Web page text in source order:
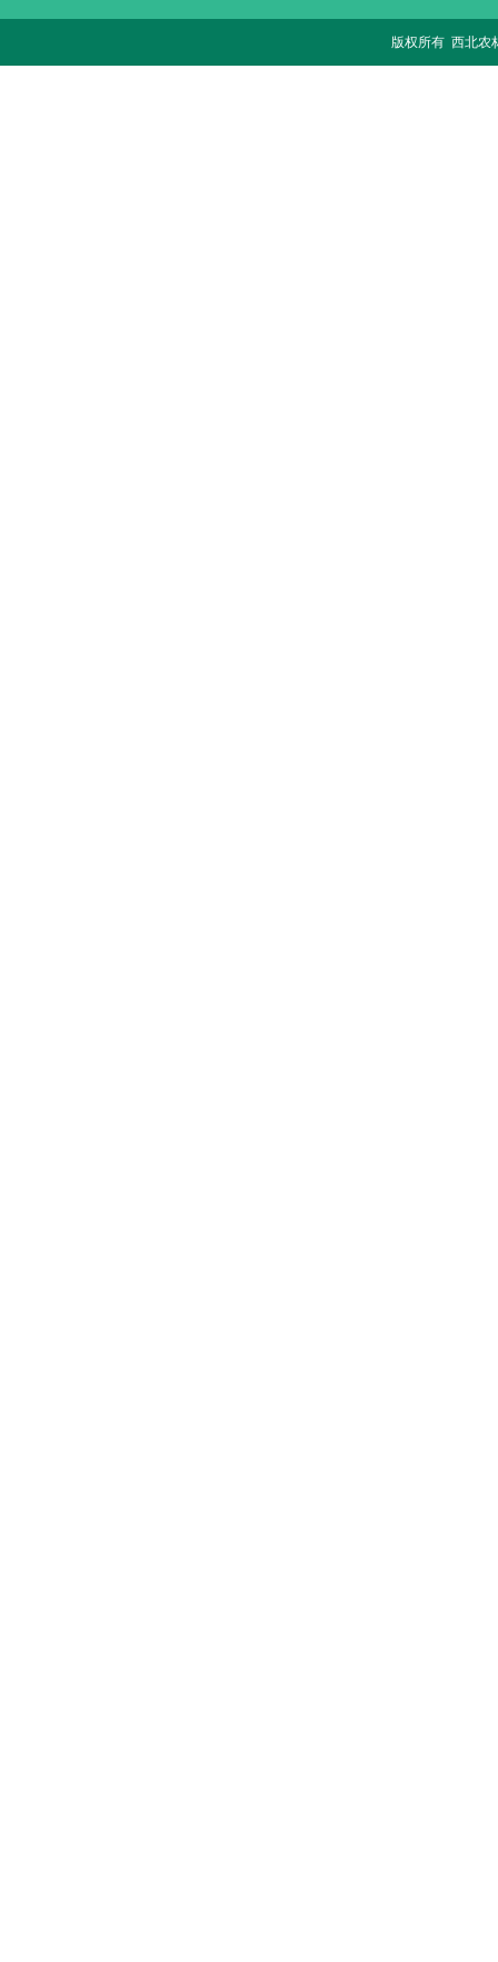
版权所有 西北农